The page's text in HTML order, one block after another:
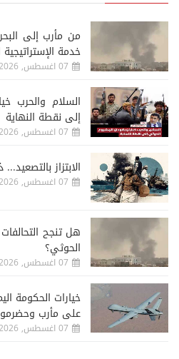
من مأرب إلى
خدمة الإستراتيجية
07 اغسطس, 2026
السلام والحرب
إلى نقطة النهاية
07 اغسطس, 2026
الابتزاز
07 اغسطس, 2026
هل تنجح
الحوثي؟
07 اغسطس, 2026
خيارات الحكومة
على مأرب
07 اغسطس, 2026